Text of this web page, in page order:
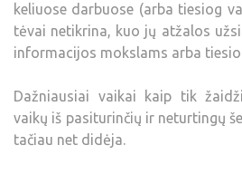
keliuose darbuose (arba tiesiog
tėvai netikrina, kuo jų atžalos
informacijos mokslams arba
Dažniausiai vaikai kaip tik
vaikų iš pasiturinčių ir neturtingų
tačiau net didėja.